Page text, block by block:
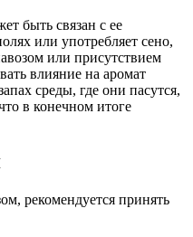
быть связан с ее
или употребляет сено,
или присутствием
влияние на аромат
среды, где они пасутся,
в конечном итоге
рекомендуется принять